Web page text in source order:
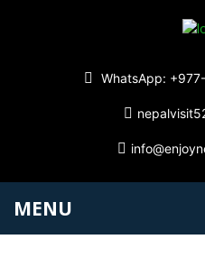
WhatsApp:
MENU